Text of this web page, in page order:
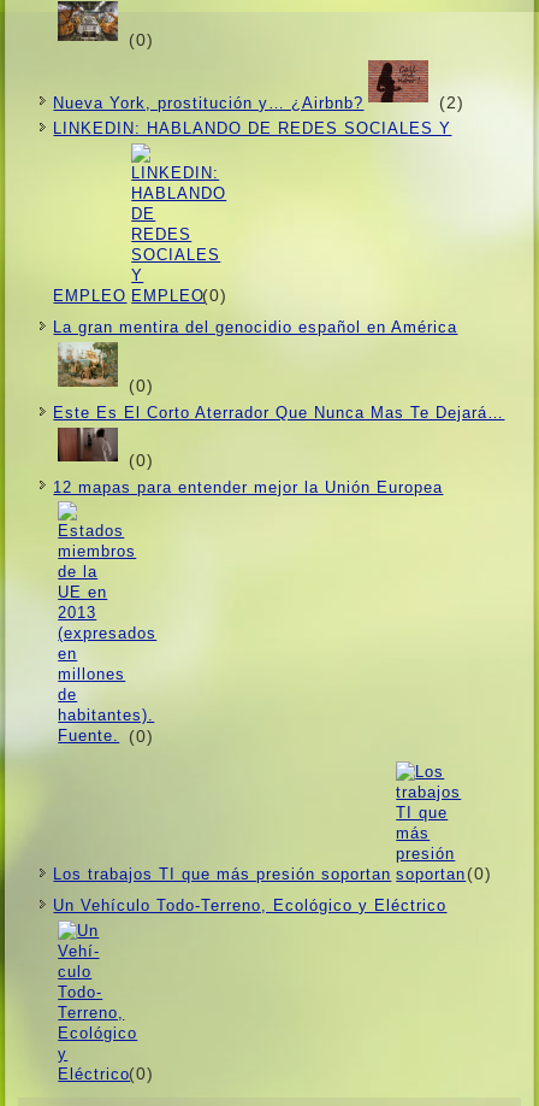
(0)
Nueva York, prostitución y… ¿Airbnb? (2)
LINKEDIN: HABLANDO DE REDES SOCIALES Y
EMPLEO (0)
La gran mentira del genocidio español en América
(0)
Este Es El Corto Aterrador Que Nunca Mas Te Dejará…
(0)
12 mapas para entender mejor la Unión Europea
(0)
Los trabajos TI que más presión soportan (0)
Un Vehí­culo Todo-Terreno, Ecológico y Eléctrico
(0)